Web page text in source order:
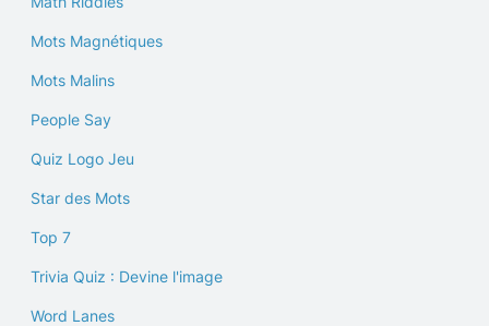
Mots Magnétiques
Mots Malins
People Say
Quiz Logo Jeu
Star des Mots
Top 7
Trivia Quiz : Devine l'image
Word Lanes